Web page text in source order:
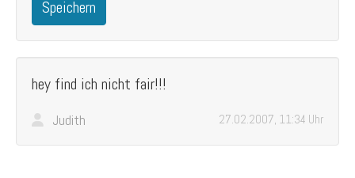
Speichern
hey find ich nicht fair!!!
Judith 27.02.2007, 11:34 Uhr